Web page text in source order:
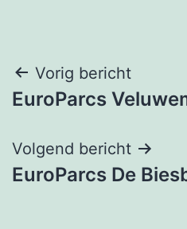
Bericht
navigatie
Vorig bericht
EuroParcs
Volgend bericht
EuroParcs De